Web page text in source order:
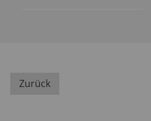
Zurück